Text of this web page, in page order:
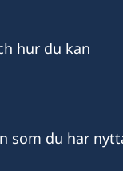
hur du kan
som du har